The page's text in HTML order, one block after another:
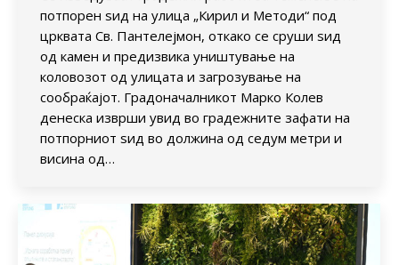
потпорен ѕид на улица „Кирил и Методи“ под
црквата Св. Пантелејмон, откако се сруши ѕид
од камен и предизвика уништување на
коловозот од улицата и загрозување на
сообраќајот. Градоначалникот Марко Колев
денеска изврши увид во градежните зафати на
потпорниот ѕид во должина од седум метри и
висина од…